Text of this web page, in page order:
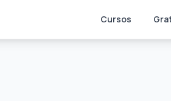
Cursos